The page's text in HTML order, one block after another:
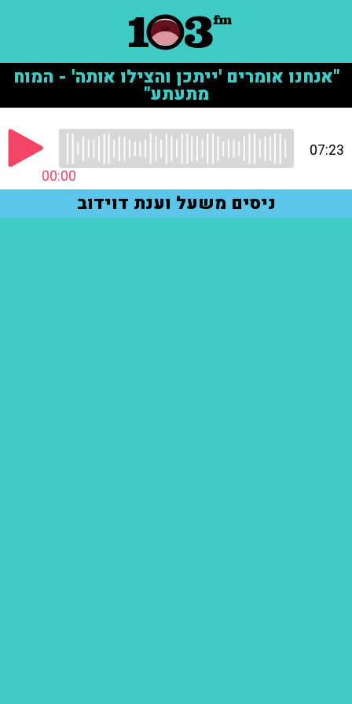
"אנחנו אומרים 'ייתכן והצילו אותה' - המוח
מתעתע"
00:00
07:23
ניסים משעל וענת דוידוב